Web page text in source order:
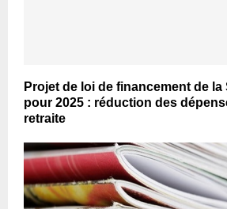
Projet de loi de financement de
pour 2025 : réduction des
retraite